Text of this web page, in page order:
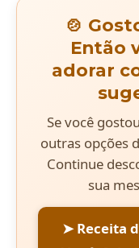
🍲
Então
adorar
Se você
outras opções
Continue
sua
➤ Receita